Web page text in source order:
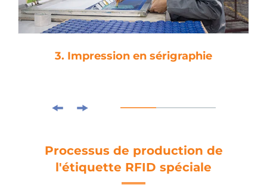
3. Impression en sérigraphie
Processus de production de
l'étiquette RFID spéciale